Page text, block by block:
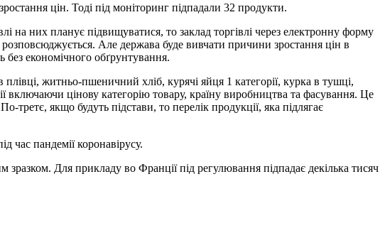
цін. Тоді під моніторинг підпадали 32 продукти.
на них планує підвищуватися, то заклад торгівлі через електронну форму
Але держава буде вивчати причини зростання цін в
без економічного обґрунтування.
житньо-пшеничний хліб, курячі яйця 1 категорії, курка в тушці,
включаючи цінову категорію товару, країну виробництва та фасування. Це
якщо будуть підстави, то перелік продукції, яка підлягає
час пандемії коронавірусу.
Для прикладу во Франції під регулювання підпадає декілька тисяч